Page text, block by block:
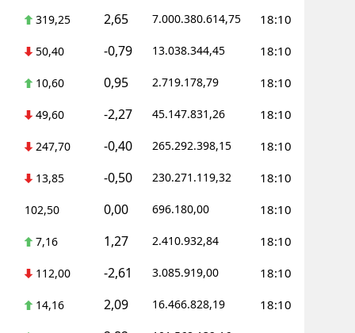
319,25 2,65 7.000.380.614,75 18:10
50,40 -0,79 13.038.344,45 18:10
10,60 0,95 2.719.178,79 18:10
49,60 -2,27 45.147.831,26 18:10
247,70 -0,40 265.292.398,15 18:10
13,85 -0,50 230.271.119,32 18:10
102,50 0,00 696.180,00 18:10
7,16 1,27 2.410.932,84 18:10
112,00 -2,61 3.085.919,00 18:10
14,16 2,09 16.466.828,19 18:10